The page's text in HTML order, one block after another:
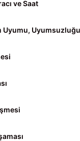
ve Saat
Uyumu, Uyumsuzluğu